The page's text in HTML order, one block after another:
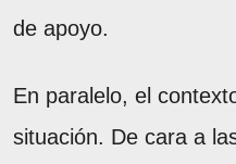
de apoyo.
En paralelo, el
situación. De cara a